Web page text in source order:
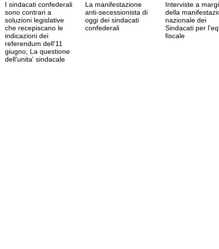
I sindacati confederali
sono contrari a
soluzioni legislative
che recepiscano le
indicazioni dei
referendum dell'11
giugno; La questione
dell'unita' sindacale
La manifestazione
anti-secessionista di
oggi dei sindacati
confederali
Interviste a
della
nazionale dei
Sindacati per
fiscale